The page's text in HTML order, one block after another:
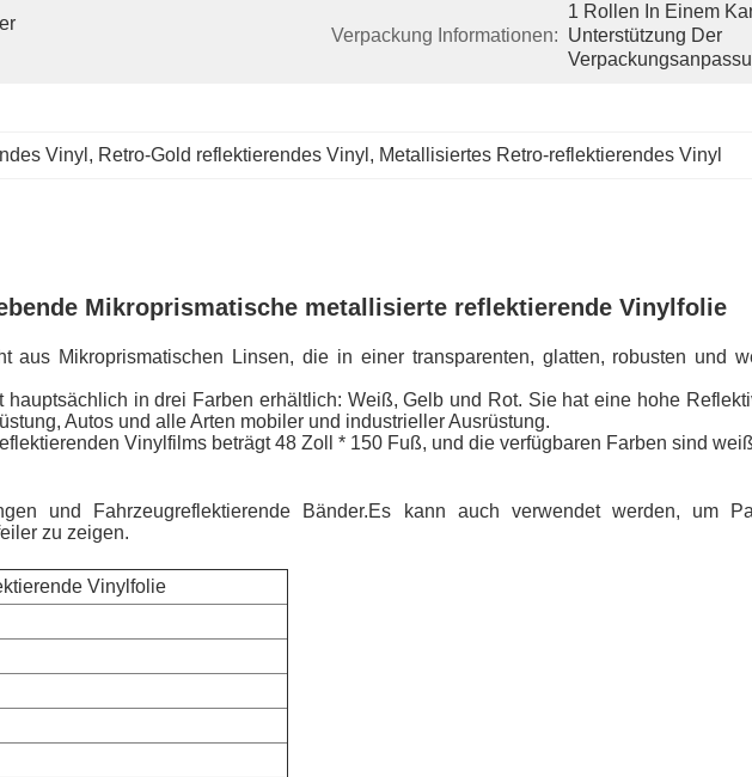
Verpackung Informationen:
1 Rollen In Einem
Unterstützung Der
Vinyl , Retro-Gold reflektierendes Vinyl , Metallisiertes Retro-reflektierendes Vinyl
Mikroprismatische metallisierte reflektierende Vinylfolie
aus Mikroprismatischen Linsen, die in einer transparenten, glatten, robusten und
in drei Farben erhältlich: Weiß, Gelb und Rot. Sie hat eine hohe
Autos und alle Arten mobiler und industrieller Ausrüstung.
Vinylfilms beträgt 48 Zoll * 150 Fuß, und die verfügbaren Farben sind
und Fahrzeugreflektierende Bänder.Es kann auch verwendet werden, um
zu zeigen.
Vinylfolie